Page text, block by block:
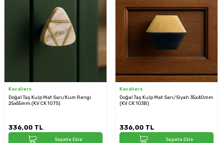
Kavaliers
Doğal Taş Kulp Mat Sarı/Kum Rengi
25x55mm (KV CK 107S)
336,00 TL
Sepete Ekle
Kavaliers
Doğal Taş Kulp Mat Sarı/Siyah 35x40mm
(KV CK 103B)
336,00 TL
Sepete Ekle